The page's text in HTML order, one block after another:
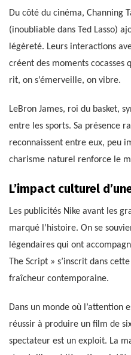
Du côté du cinéma, Channing
(inoubliable dans Ted Lasso)
légèreté. Leurs interactions
créent des moments cocasses
rit, on s’émerveille, on vibre.
LeBron James, roi du basket,
entre les sports. Sa présence
reconnaissent entre eux, peu
charisme naturel renforce le
L’impact culturel
Les publicités Nike avant les
marqué l’histoire. On se
légendaires qui ont
The Script » s’inscrit dans
fraîcheur contemporaine.
Dans un monde où l’attention
réussir à produire un film de
spectateur est un exploit. La